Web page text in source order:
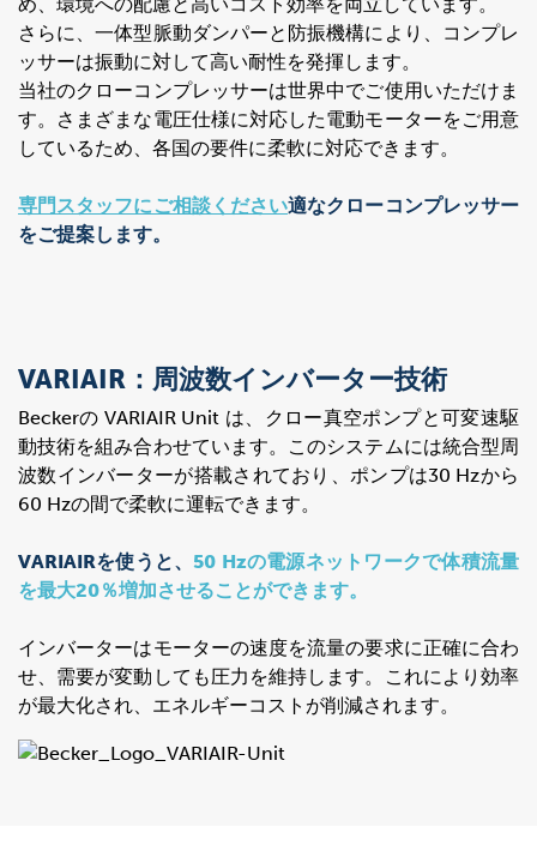
さらに、一体型脈動ダンパーと防振機構により、コンプレ
ッサーは振動に対して高い耐性を発揮します。
当社のクローコンプレッサーは世界中でご使用いただけま
す。さまざまな電圧仕様に対応した電動モーターをご用意
しているため、各国の要件に柔軟に対応できます。
専門スタッフにご相談ください適なクローコンプレッサー
をご提案します。
VARIAIR：周波数インバーター技術
Beckerの VARIAIR Unit は、クロー真空ポンプと可変速駆
動技術を組み合わせています。このシステムには統合型周
波数インバーターが搭載されており、ポンプは30 Hzから
60 Hzの間で柔軟に運転できます。
VARIAIRを使うと、50 Hzの電源ネットワークで体積流量
を最大20％増加させることができます。
インバーターはモーターの速度を流量の要求に正確に合わ
せ、需要が変動しても圧力を維持します。これにより効率
が最大化され、エネルギーコストが削減されます。